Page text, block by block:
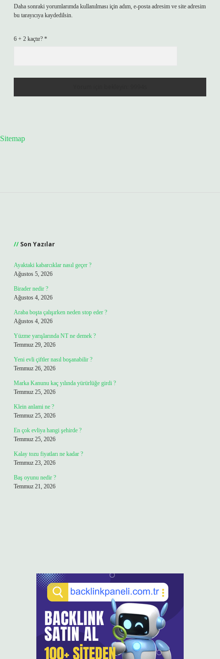
Daha sonraki yorumlarımda kullanılması için adım, e-posta adresim ve site adresim
bu tarayıcıya kaydedilsin.
6 + 2 kaçtır? *
Sitemap
Son Yazılar
Ayaktaki kabarcıklar nasıl geçer ?
Ağustos 5, 2026
Birader nedir ?
Ağustos 4, 2026
Araba boşta çalışırken neden stop eder ?
Ağustos 4, 2026
Yüzme yarışlarında NT ne demek ?
Temmuz 29, 2026
Yeni evli çiftler nasıl boşanabilir ?
Temmuz 26, 2026
Marka Kanunu kaç yılında yürürlüğe girdi ?
Temmuz 25, 2026
Klein anlami ne ?
Temmuz 25, 2026
En çok evliya hangi şehirde ?
Temmuz 25, 2026
Kalay tozu fiyatları ne kadar ?
Temmuz 23, 2026
Baş oyunu nedir ?
Temmuz 21, 2026